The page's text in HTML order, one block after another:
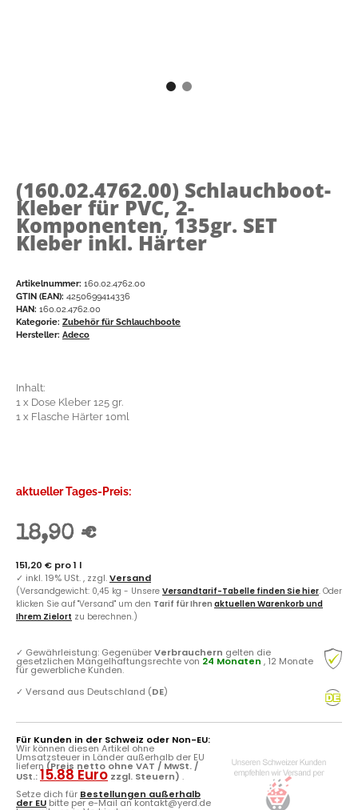
(160.02.4762.00) Schlauchboot-
Kleber für PVC, 2-
Komponenten, 135gr. SET
Kleber inkl. Härter
Artikelnummer: 160.02.4762.00
GTIN (EAN): 4250699414336
HAN: 160.02.4762.00
Kategorie: Zubehör für Schlauchboote
Hersteller: Adeco
Inhalt:
1 x Dose Kleber 125 gr.
1 x Flasche Härter 10ml
aktueller Tages-Preis:
18,90 €
151,20 € pro 1 l
✓ inkl. 19% USt. , zzgl.Versand
(Versandgewicht: 0,45 kg - Unsere Versandtarif-Tabelle finden Sie hier. Oder
klicken Sie auf "Versand" um den Tarif für Ihren aktuellen Warenkorb und
Ihrem Zielort zu berechnen.)
✓ Gewährleistung: GegenüberVerbrauchern gelten die
gesetzlichen Mängelhaftungsrechte von 24 Monaten , 12 Monate
für gewerbliche Kunden.
✓ Versand aus Deutschland (DE)
Für Kunden in der Schweiz oder Non-EU:
Wir können diesen Artikel ohne
Umsatzsteuer in Länder außerhalb der EU
liefern (Preis netto ohne VAT / MwSt. /
USt.:15.88 Euro zzgl. Steuern) .
Setze dich für Bestellungen außerhalb
der EU bitte per e-Mail an kontakt@yerd.de